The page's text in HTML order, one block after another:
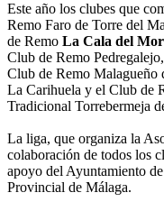
Este año los clubes que
Remo Faro de Torre del
de Remo La Cala del
Club de Remo
Club de Remo Malagueño
La Carihuela y el Club de
Tradicional Torrebermeja
La liga, que organiza la
colaboración de todos los
apoyo del Ayuntamiento
Provincial de Málaga.